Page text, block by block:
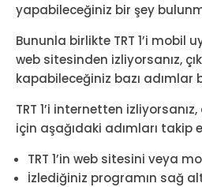
yapabileceğiniz bir şey
Bununla birlikte TRT 1’i mobil
web sitesinden izliyorsanız,
kapabileceğiniz bazı adımlar
TRT 1’i internetten
için aşağıdaki adımları takip
TRT 1’in web sitesini veya
İzlediğiniz programın sağ